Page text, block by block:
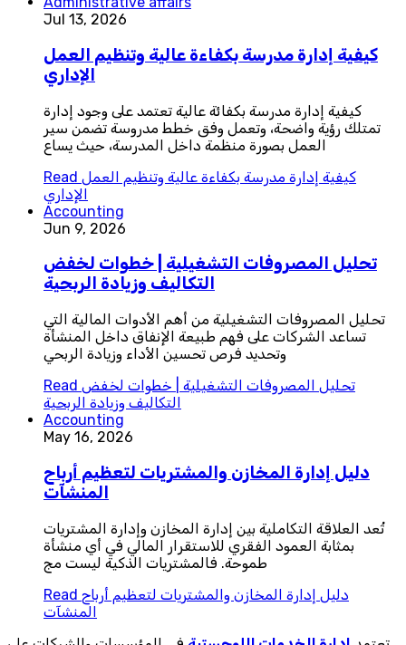
Jul 13, 2026
كيفية إدارة مدرسة بكفاءة عالية وتنظيم العمل
الإداري
كيفية إدارة مدرسة بكفائة عالية تعتمد على وجود إدارة
تمتلك رؤية واضحة، وتعمل وفق خطط مدروسة تضمن سير
العمل بصورة منظمة داخل المدرسة، حيث يساع
Read كيفية إدارة مدرسة بكفاءة عالية وتنظيم العمل
الإداري
Accounting
Jun 9, 2026
تحليل المصروفات التشغيلية | خطوات لخفض
التكاليف وزيادة الربحية
تحليل المصروفات التشغيلية من أهم الأدوات المالية التي
تساعد الشركات على فهم طبيعة الإنفاق داخل المنشأة
وتحديد فرص تحسين الأداء وزيادة الربحي
Read تحليل المصروفات التشغيلية | خطوات لخفض
التكاليف وزيادة الربحية
Accounting
May 16, 2026
دليل إدارة المخازن والمشتريات لتعظيم أرباح
المنشآت
تُعد العلاقة التكاملية بين إدارة المخازن وإدارة المشتريات
بمثابة العمود الفقري للاستقرار المالي في أي منشأة
طموحة. فالمشتريات الذكية ليست مج
Read دليل إدارة المخازن والمشتريات لتعظيم أرباح
المنشآت